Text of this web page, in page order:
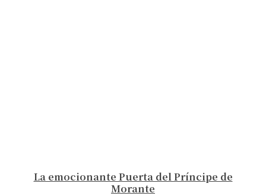
La emocionante Puerta del Príncipe de
Morante